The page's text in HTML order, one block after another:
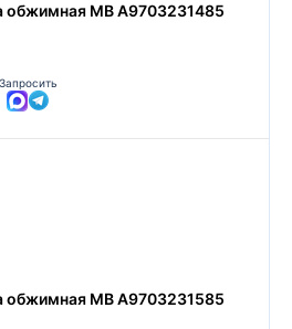
обжимная MB A9703231485
Запросить
обжимная MB A9703231585